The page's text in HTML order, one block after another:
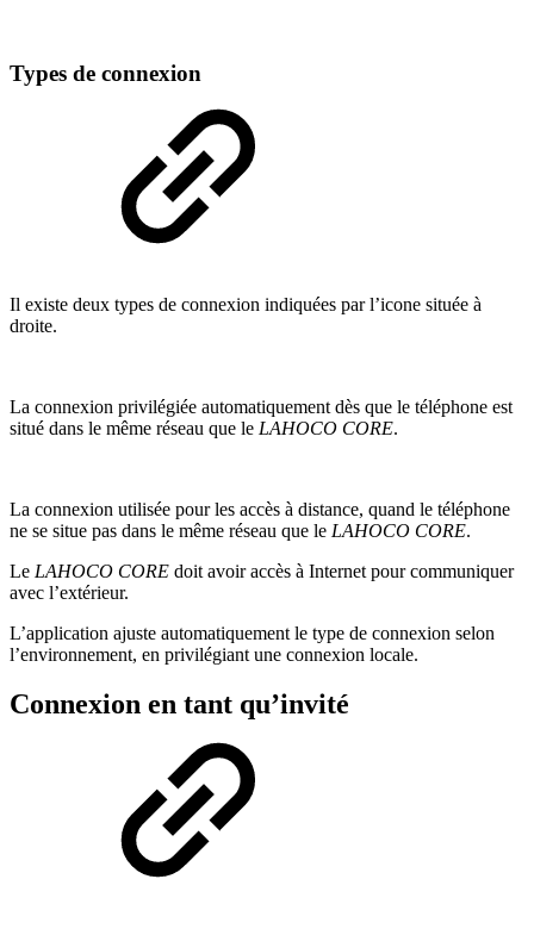
Types de connexion
Il existe deux types de connexion indiquées par l’icone située à
droite.
La connexion privilégiée automatiquement dès que le téléphone est
situé dans le même réseau que le LAHOCO CORE.
La connexion utilisée pour les accès à distance, quand le téléphone
ne se situe pas dans le même réseau que le LAHOCO CORE.
Le LAHOCO CORE doit avoir accès à Internet pour communiquer
avec l’extérieur.
L’application ajuste automatiquement le type de connexion selon
l’environnement, en privilégiant une connexion locale.
Connexion en tant qu’invité